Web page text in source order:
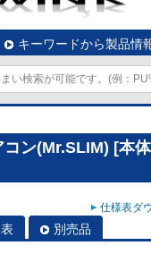
キーワードから製品情
ン(Mr.SLIM) [本
仕様表ダ
別売品